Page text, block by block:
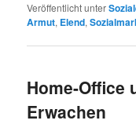
Veröffentlicht unter
Armut, Elend,
Home-Office
Erwachen